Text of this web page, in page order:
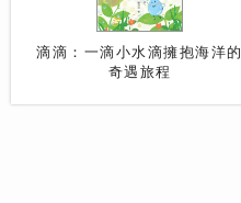
滴滴：一滴小水滴擁抱海洋的
奇遇旅程